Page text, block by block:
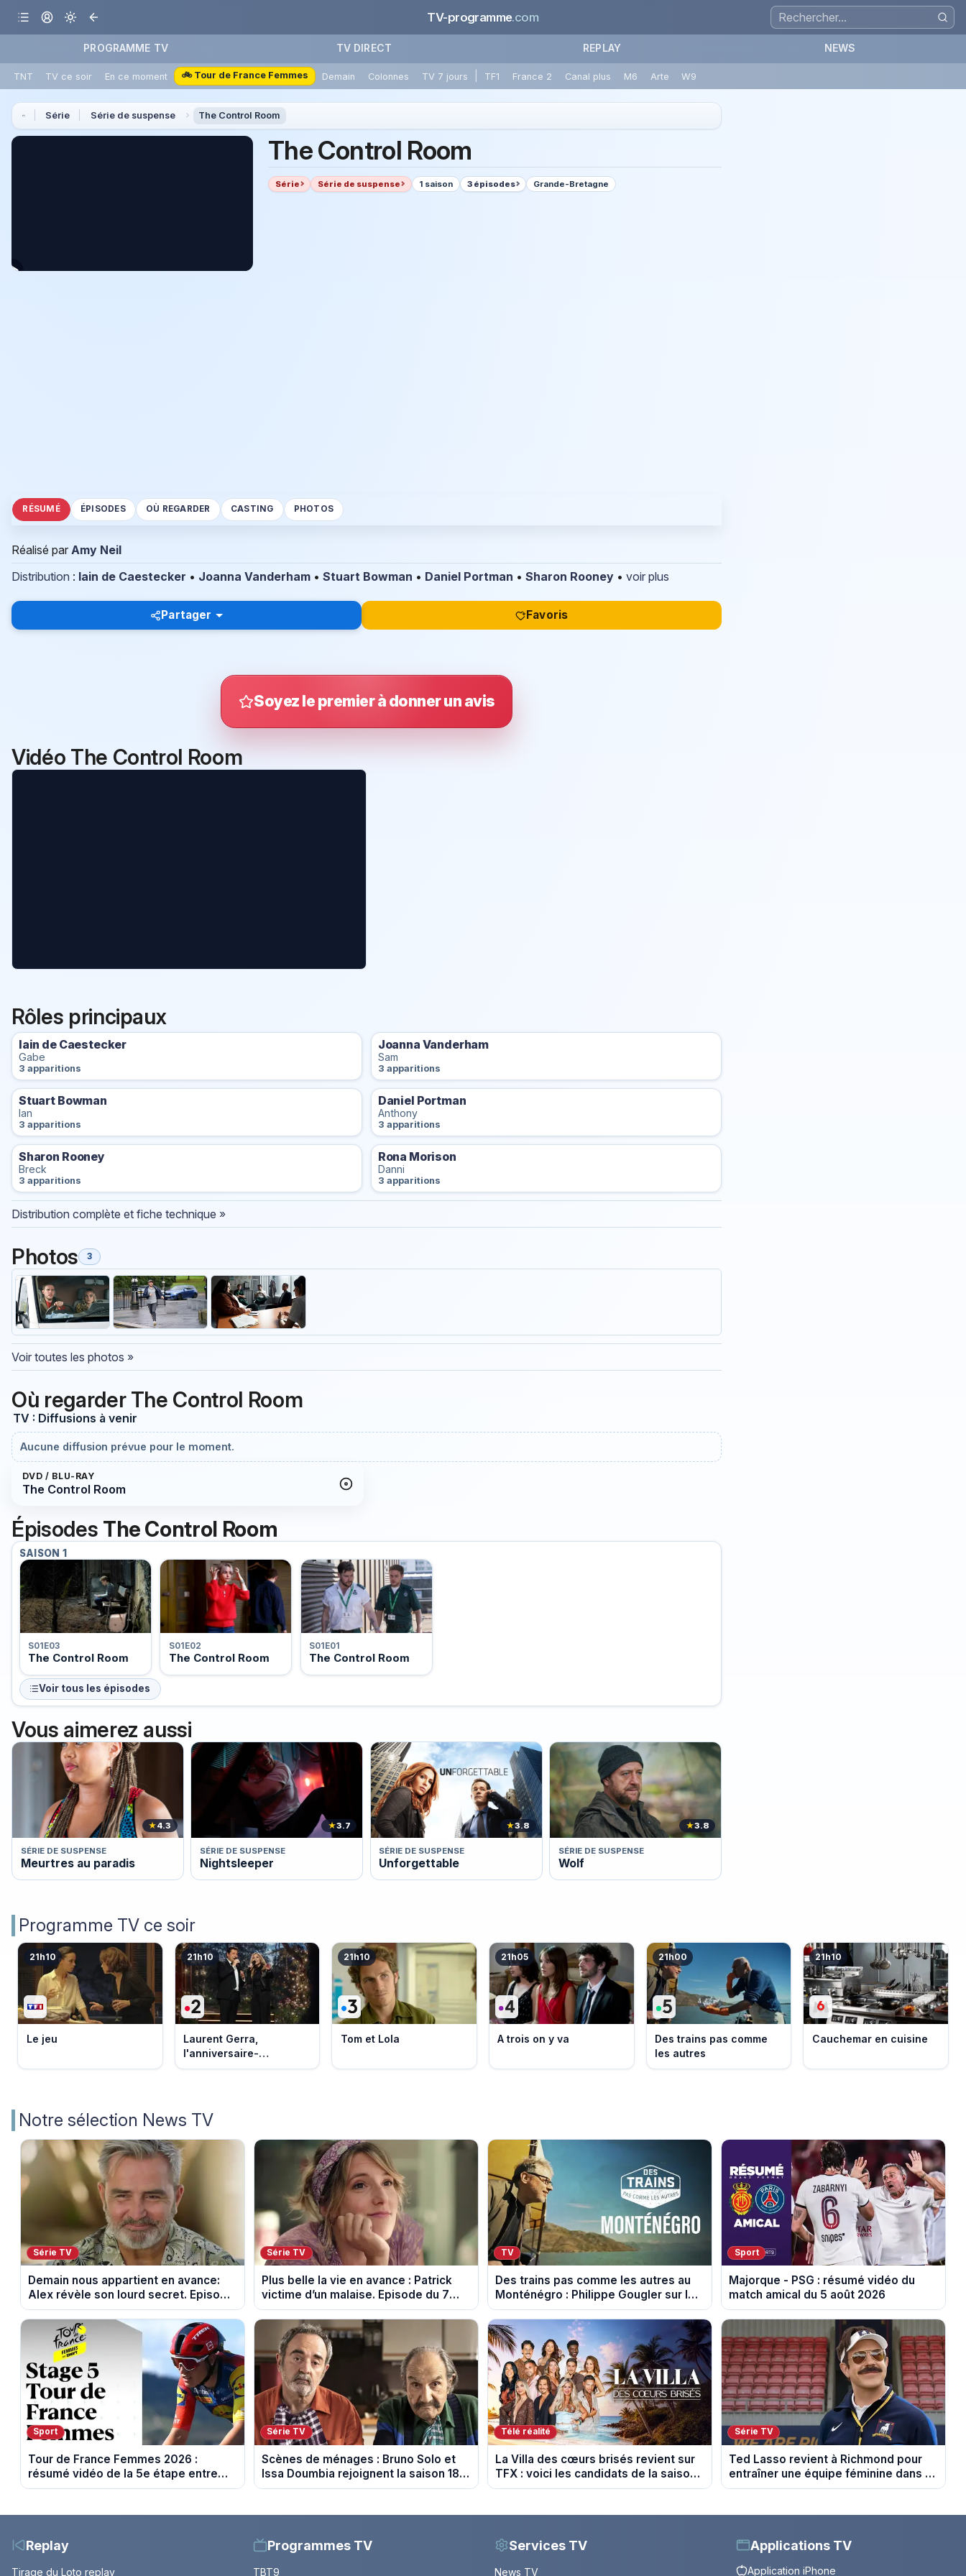
TV-programme.com
PROGRAMME TV TV DIRECT REPLAY NEWS
TNT TV ce soir En ce moment 🚲 Tour de France Femmes Demain Colonnes TV 7 jours TF1 France 2 Canal plus M6 Arte W9
Série Série de suspense The Control Room
The Control Room
Série Série de suspense 1 saison 3 épisodes Grande-Bretagne
RÉSUMÉ ÉPISODES OÙ REGARDER CASTING PHOTOS
Réalisé par Amy Neil
Distribution : Iain de Caestecker • Joanna Vanderham • Stuart Bowman • Daniel Portman • Sharon Rooney • voir plus
Partager Favoris
Soyez le premier à donner un avis
Vidéo The Control Room
Rôles principaux
Iain de Caestecker
Gabe
3 apparitions
Joanna Vanderham
Sam
3 apparitions
Stuart Bowman
Ian
3 apparitions
Daniel Portman
Anthony
3 apparitions
Sharon Rooney
Breck
3 apparitions
Rona Morison
Danni
3 apparitions
Distribution complète et fiche technique »
Photos 3
Voir toutes les photos »
Où regarder The Control Room
TV : Diffusions à venir
Aucune diffusion prévue pour le moment.
DVD / BLU-RAY
The Control Room
Épisodes The Control Room
SAISON 1
S01E03
The Control Room
S01E02
The Control Room
S01E01
The Control Room
Voir tous les épisodes
Vous aimerez aussi
★4.3
SÉRIE DE SUSPENSE
Meurtres au paradis
★3.7
SÉRIE DE SUSPENSE
Nightsleeper
★3.8
SÉRIE DE SUSPENSE
Unforgettable
★3.8
SÉRIE DE SUSPENSE
Wolf
Programme TV ce soir
21h10
Le jeu
21h10
Laurent Gerra,
l'anniversaire-
événement
21h10
Tom et Lola
21h05
A trois on y va
21h00
Des trains pas comme
les autres
21h10
Cauchemar en cuisine
Notre sélection News TV
Série TV
Demain nous appartient en avance:
Alex révèle son lourd secret. Episode
du 7 août 2026.
Série TV
Plus belle la vie en avance : Patrick
victime d’un malaise. Episode du 7
août 2026 (spoiler)
TV
Des trains pas comme les autres au
Monténégro : Philippe Gougler sur les
rails de l’Adriatique
Sport
Majorque - PSG : résumé vidéo du
match amical du 5 août 2026
Sport
Tour de France Femmes 2026 :
résumé vidéo de la 5e étape entre
Mâcon et Belleville-en-Beaujolais
Série TV
Scènes de ménages : Bruno Solo et
Issa Doumbia rejoignent la saison 18
sur M6
Télé réalité
La Villa des cœurs brisés revient sur
TFX : voici les candidats de la saison
11 au Mexique
Série TV
Ted Lasso revient à Richmond pour
entraîner une équipe féminine dans la
saison 4
Replay
Tirage du Loto replay
Programmes TV
TBT9
Services TV
News TV
Applications TV
Application iPhone